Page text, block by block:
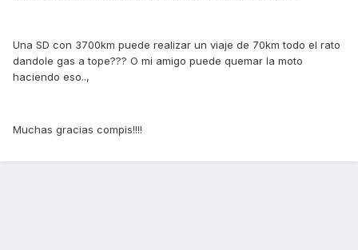
Una SD con 3700km puede realizar un viaje de 70km todo el rato
dandole gas a tope??? O mi amigo puede quemar la moto
haciendo eso..,
Muchas gracias compis!!!!